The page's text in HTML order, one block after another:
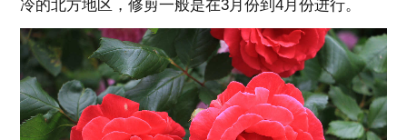
冷的北方地区，修剪一般是在3月份到4月份进行。